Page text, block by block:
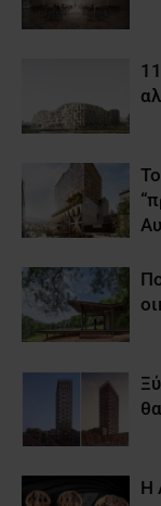
Η